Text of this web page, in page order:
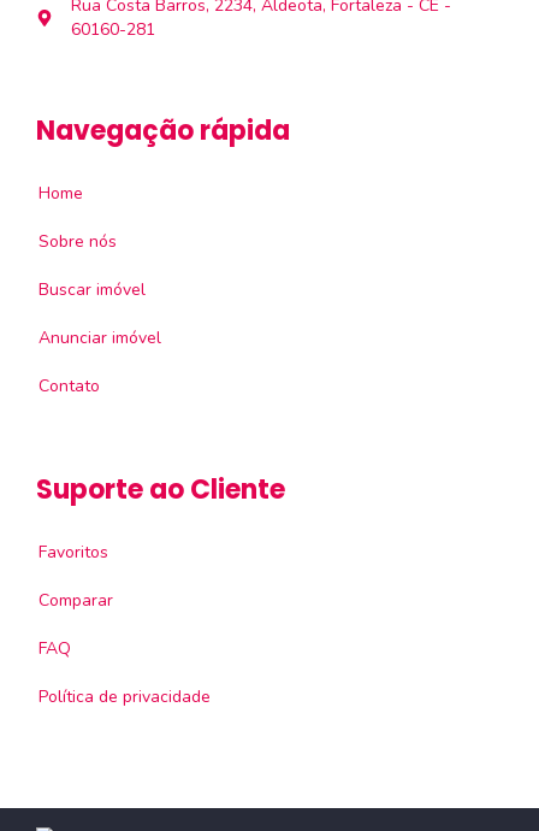
Rua Costa Barros, 2234, Aldeota, Fortaleza - CE -
60160-281
Navegação rápida
Home
Sobre nós
Buscar imóvel
Anunciar imóvel
Contato
Suporte ao Cliente
Favoritos
Comparar
FAQ
Política de privacidade